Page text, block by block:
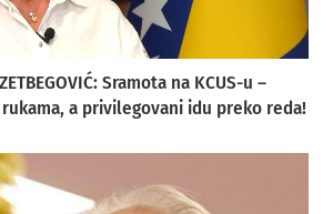
Sramota na KCUS-u –
a privilegovani idu preko reda!